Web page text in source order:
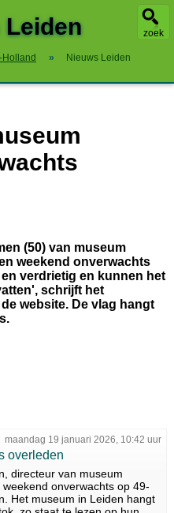
zoek
Leiden
Holland » Nieuws Leiden
(50) van museum
weekend onverwachts
verdrietig en kunnen het
schrijft het
website. De vlag hangt
maandag 19 januari 2026, 10:42 uur
overleden
directeur van museum
onverwachts op 49-
Het museum in Leiden hangt